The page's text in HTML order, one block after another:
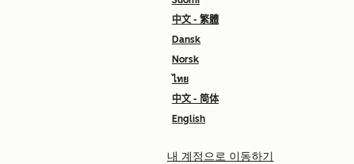
中文 - 繁體
Dansk
Norsk
ไทย
中文 - 简体
English
내 계정으로 이동하기